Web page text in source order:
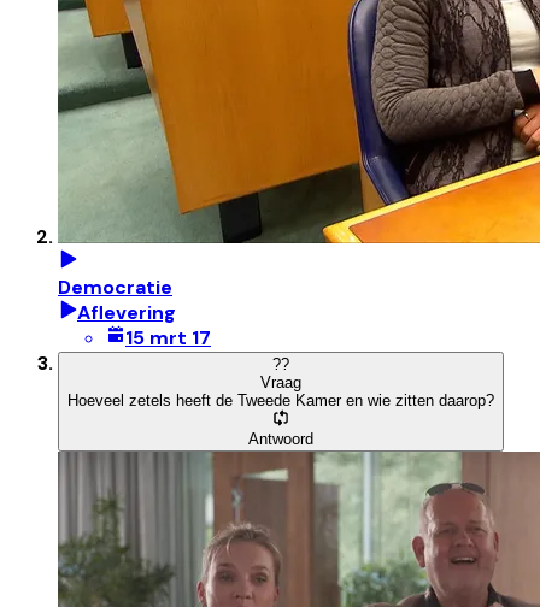
Democratie
Aflevering
15 mrt 17
??
Vraag
Hoeveel zetels heeft de Tweede Kamer en wie zitten daarop?
Antwoord